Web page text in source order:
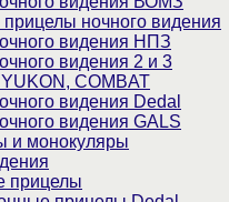
ночного видения
видения НПЗ
видения 2 и 3
COMBAT
видения Dedal
видения GALS
и монокуляры
прицелы